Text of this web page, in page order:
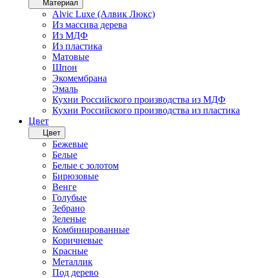
Материал
Alvic Luxe (Алвик Люкс)
Из массива дерева
Из МДФ
Из пластика
Матовые
Шпон
Экомембрана
Эмаль
Кухни Российского производства из МДФ
Кухни Российского производства из пластика
Цвет
Цвет
Бежевые
Белые
Белые с золотом
Бирюзовые
Венге
Голубые
Зебрано
Зеленые
Комбинированные
Коричневые
Красные
Металлик
Под дерево